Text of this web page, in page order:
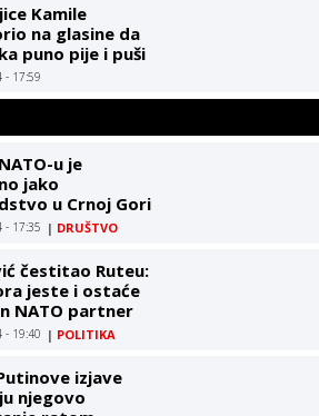
Kamile
na glasine da
puno pije i puši
- 17:59
u je
jako
u Crnoj Gori
- 17:35 | DRUŠTVO
čestitao Ruteu:
jeste i ostaće
NATO partner
- 19:40 | POLITIKA
izjave
njegovo